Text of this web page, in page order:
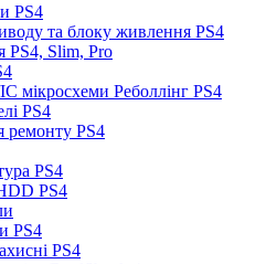
PS4
та блоку живлення PS4
PS4, Slim, Pro
мікросхеми Реболлінг PS4
PS4
ремонту PS4
PS4
PS4
PS4
PS4